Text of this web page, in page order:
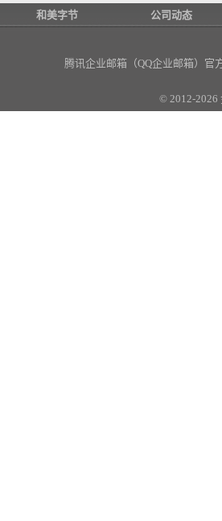
和美字节 公司动态
腾讯企业邮箱（QQ企业邮箱）官
© 2012-2026